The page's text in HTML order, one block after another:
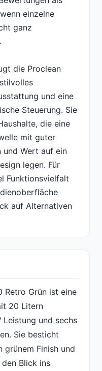
einzelne
ganz
die Proclean
und eine
Steuerung. Sie
die eine
mit guter
und Wert auf ein
legen. Für
Funktionsvielfalt
auf Alternativen
Retro Grün ist eine
20 Litern
Leistung und sechs
Sie besticht
grünem Finish und
Blick ins